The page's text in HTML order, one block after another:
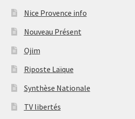
Nice Provence info
Nouveau Présent
Ojim
Riposte Laïque
Synthèse Nationale
TV libertés